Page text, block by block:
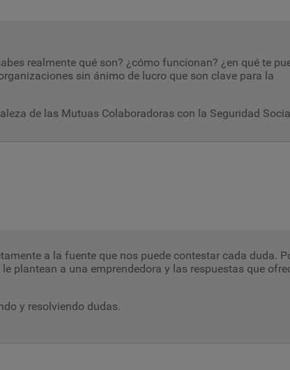
realmente qué son? ¿cómo funcionan? ¿en qué te
sin ánimo de lucro que son clave para la
de las Mutuas Colaboradoras con la Seguridad
a la fuente que nos puede contestar cada duda.
plantean a una emprendedora y las respuestas que
y resolviendo dudas.